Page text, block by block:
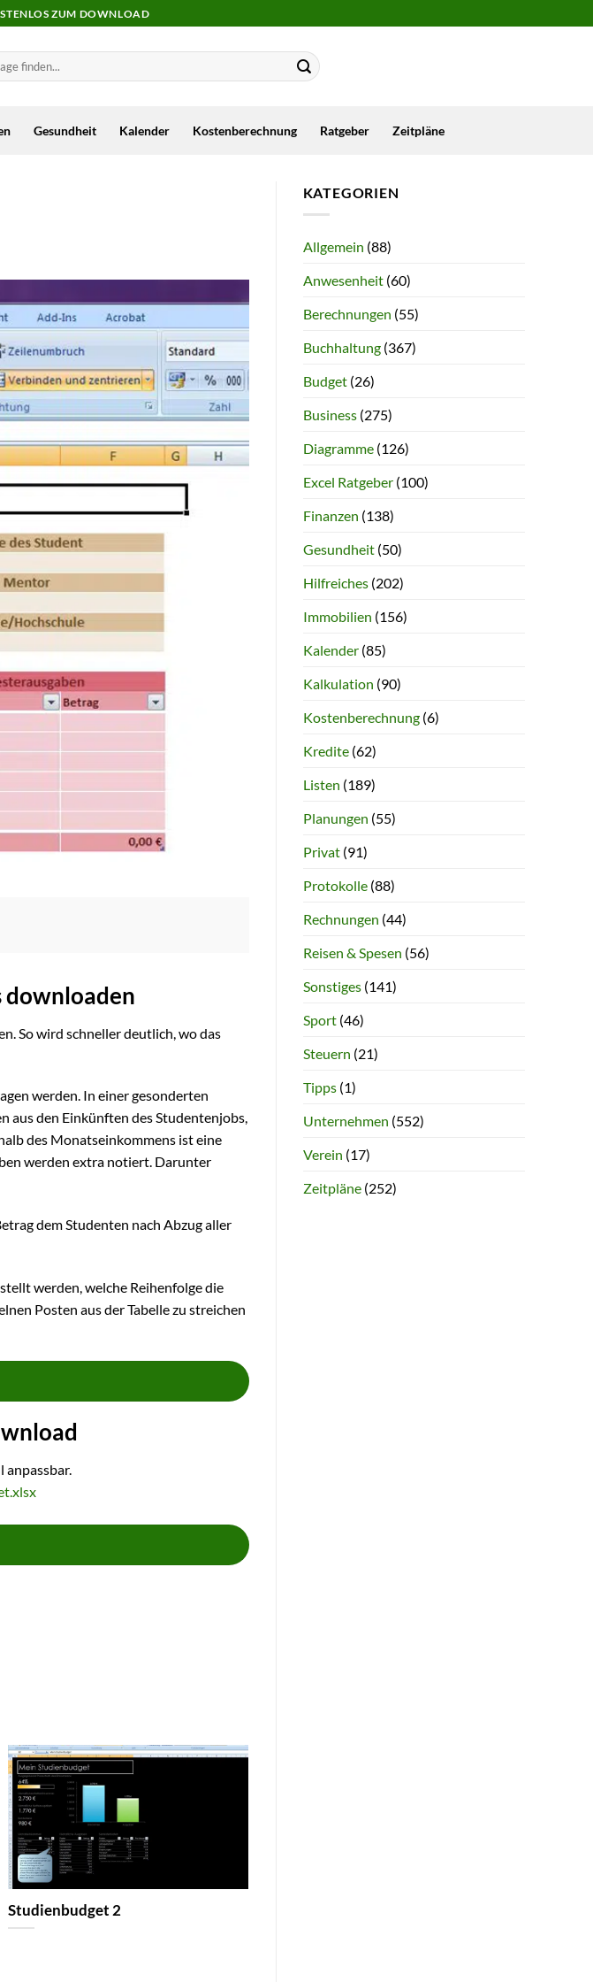
ZUM DOWNLOAD
Gesundheit Kalender Kostenberechnung Ratgeber Zeitpläne
downloaden
So wird schneller deutlich, wo das
werden. In einer gesonderten
aus den Einkünften des Studentenjobs,
des Monatseinkommens ist eine
werden extra notiert. Darunter
dem Studenten nach Abzug aller
werden, welche Reihenfolge die
Posten aus der Tabelle zu streichen
anpassbar.
Studienbudget 2
KATEGORIEN
Allgemein (88)
Anwesenheit(60)
Berechnungen (55)
Buchhaltung(367)
Budget(26)
Business(275)
Diagramme(126)
Excel Ratgeber(100)
Finanzen (138)
Gesundheit(50)
Hilfreiches(202)
Immobilien (156)
Kalender(85)
Kalkulation (90)
Kostenberechnung(6)
Kredite(62)
Listen (189)
Planungen (55)
Privat(91)
Protokolle(88)
Rechnungen (44)
Reisen & Spesen (56)
Sonstiges(141)
Sport(46)
Steuern (21)
Tipps(1)
Unternehmen (552)
Verein (17)
Zeitpläne(252)